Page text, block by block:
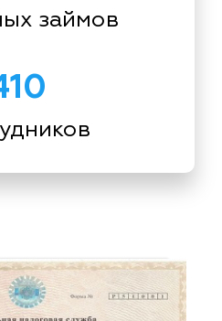
займов